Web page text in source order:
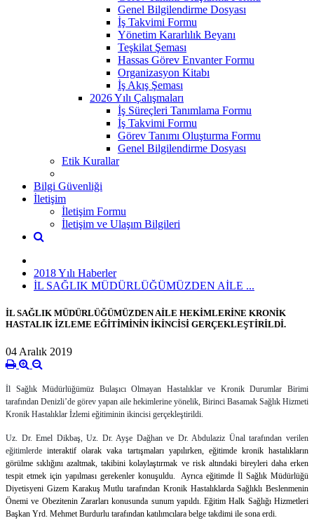
Genel Bilgilendirme Dosyası
İş Takvimi Formu
Yönetim Kararlılık Beyanı
Teşkilat Şeması
Hassas Görev Envanter Formu
Organizasyon Kitabı
İş Akış Şeması
2026 Yılı Çalışmaları
İş Süreçleri Tanımlama Formu
İş Takvimi Formu
Görev Tanımı Oluşturma Formu
Genel Bilgilendirme Dosyası
Etik Kurallar
Bilgi Güvenliği
İletişim
İletişim Formu
İletişim ve Ulaşım Bilgileri
2018 Yılı Haberler
İL SAĞLIK MÜDÜRLÜĞÜMÜZDEN AİLE ...
İL SAĞLIK MÜDÜRLÜĞÜMÜZDEN AİLE HEKİMLERİNE KRONİK
HASTALIK İZLEME EĞİTİMİNİN İKİNCİSİ GERÇEKLEŞTİRİLDİ.
04 Aralık 2019
İl Sağlık Müdürlüğümüz Bulaşıcı Olmayan Hastalıklar ve Kronik Durumlar Birimi
tarafından Denizli’de görev yapan aile hekimlerine yönelik, Birinci Basamak Sağlık Hizmeti
Kronik Hastalıklar İzlemi eğitiminin ikincisi gerçekleştirildi.
Uz. Dr. Emel Dikbaş, Uz. Dr. Ayşe Dağhan ve Dr. Abdulaziz Ünal tarafından verilen
eğitimlerdeinteraktif olarak vaka tartışmaları yapılırken, eğitimde kronik hastalıkların
görülme sıklığını azaltmak, takibini kolaylaştırmak ve risk altındaki bireyleri daha erken
tespit etmek için yapılması gerekenler konuşuldu. Ayrıca eğitimde İl Sağlık Müdürlüğü
Diyetisyeni Gizem Karakuş Mutlu tarafından Kronik Hastalıklarda Sağlıklı Beslenmenin
Önemi ve Obezitenin Zararları konusunda sunum yapıldı. Eğitim Halk Sağlığı Hizmetleri
Başkan Yrd. Mehmet Burdurlu tarafından katılımcılara belge takdimi ile sona erdi.